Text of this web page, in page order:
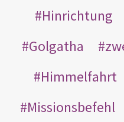
Hinrichtung
Golgatha
Himmelfahrt
Missionsbefehl